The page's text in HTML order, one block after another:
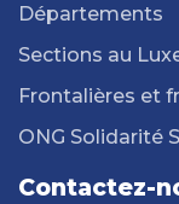
Départements
Sections au
Frontalières et
ONG Solidarité
Contactez-